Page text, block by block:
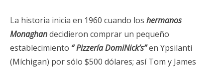
La historia inicia en 1960 cuando los hermanos
Monaghandecidieron comprar un pequeño
establecimiento “ Pizzería DomiNick’s”en Ypsilanti
(Míchigan) por sólo $500 dólares; así Tom y James